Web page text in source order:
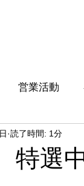
営業活動
選
読了時間: 1分